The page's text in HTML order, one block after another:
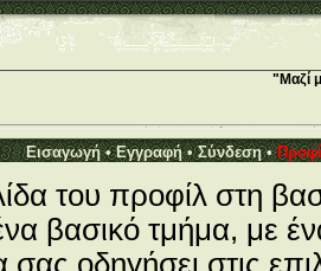
"Μαζί
Εισαγωγή•Εγγραφή•Σύνδεση•
του προφίλ στη
βασικό τμήμα, με
σας οδηγήσει στις